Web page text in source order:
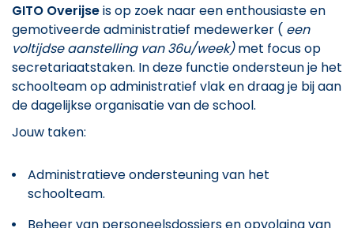
GITO Overijseis op zoek naar een enthousiaste en
gemotiveerde administratief medewerker ( een
voltijdse aanstelling van 36u/week)met focus op
secretariaatstaken. In deze functie ondersteun je het
schoolteam op administratief vlak en draag je bij aan
de dagelijkse organisatie van de school.
Jouw taken:
Administratieve ondersteuning van het
schoolteam.
Beheer van personeelsdossiers en opvolging van